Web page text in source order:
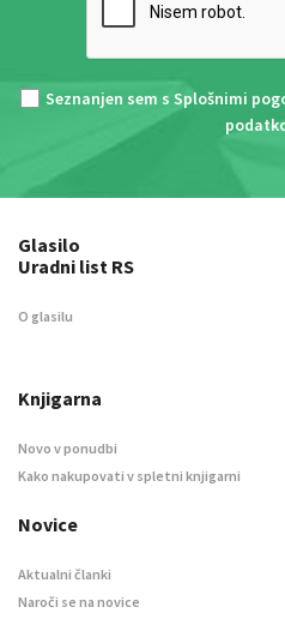
Seznanjen sem s Splošnimi
Glasilo
Uradni list RS
O glasilu
Knjigarna
Novo v ponudbi
Kako nakupovati v spletni knjigarni
Novice
Aktualni članki
Naroči se na novice